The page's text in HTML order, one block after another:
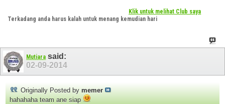
Klik untuk melihat Club saya
Terkadang anda harus kalah untuk menang kemudian hari
Mutiara said:
02-09-2014
Originally Posted by memer
hahahaha team ane siap